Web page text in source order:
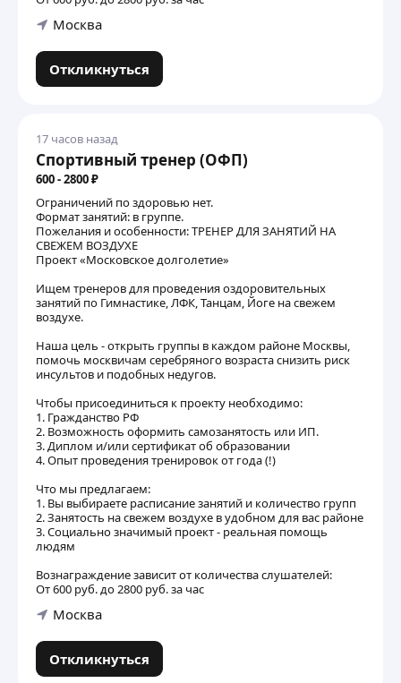
Москва
Откликнуться
17 часов назад
Спортивный тренер (ОФП)
600 - 2800 ₽
Ограничений по здоровью нет.
Формат занятий: в группе.
Пожелания и особенности: ТРЕНЕР ДЛЯ ЗАНЯТИЙ НА
СВЕЖЕМ ВОЗДУХЕ
Проект «Московское долголетие»
Ищем тренеров для проведения оздоровительных
занятий по Гимнастике, ЛФК, Танцам, Йоге на свежем
воздухе.
Наша цель - открыть группы в каждом районе Москвы,
помочь москвичам серебряного возраста снизить риск
инсультов и подобных недугов.
Чтобы присоединиться к проекту необходимо:
1. Гражданство РФ
2. Возможность оформить самозанятость или ИП.
3. Диплом и/или сертификат об образовании
4. Опыт проведения тренировок от года (!)
Что мы предлагаем:
1. Вы выбираете расписание занятий и количество групп
2. Занятость на свежем воздухе в удобном для вас районе
3. Социально значимый проект - реальная помощь
людям
Вознаграждение зависит от количества слушателей:
От 600 руб. до 2800 руб. за час
Москва
Откликнуться